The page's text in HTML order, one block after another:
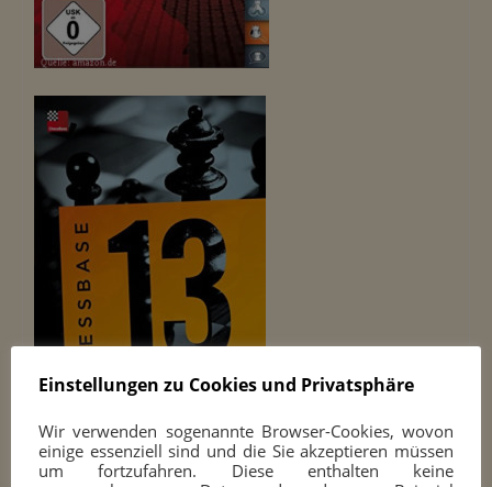
Einstellungen zu Cookies und Privatsphäre
Wir verwenden sogenannte Browser-Cookies, wovon
einige essenziell sind und die Sie akzeptieren müssen
um fortzufahren. Diese enthalten keine